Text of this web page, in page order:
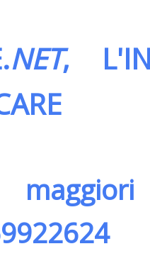
NET,